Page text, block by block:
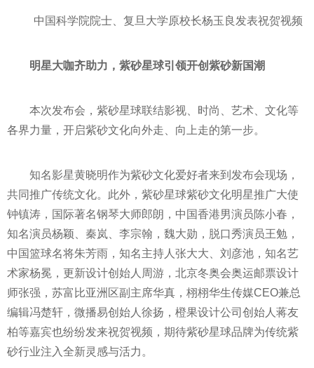
中国科学院院士、复旦大学原校长杨玉良发表祝贺视频
明星大咖齐助力，紫砂星球引领开创紫砂新国潮
本次发布会，紫砂星球联结影视、时尚、艺术、文化等
各界力量，开启紫砂文化向外走、向上走的第一步。
知名影星黄晓明作为紫砂文化爱好者来到发布会现场，
共同推广传统文化。此外，紫砂星球紫砂文化明星推广大使
钟镇涛，国际著名钢琴大师郎朗，中国香港男演员陈小春，
知名演员杨颖、秦岚、李宗翰，魏大勋，脱口秀演员王勉，
中国篮球名将朱芳雨，知名主持人张大大 、刘彦池，知名艺
术家杨冕，更新设计创始人周游，北京冬奥会奥运邮票设计
师张强，苏富比亚洲区副 主席华真，栩栩华生传媒CEO兼总
编辑冯楚轩，微播易创始人徐扬，橙果设计公司创始人蒋友
柏等嘉宾也纷纷发来祝贺视频，期待紫砂星球品牌为传统紫
砂行业注入全新灵感与活力。